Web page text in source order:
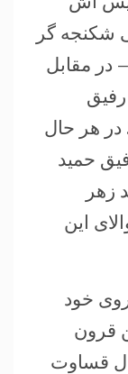
شکنجه گر
در مقابل
در هر حال
حمید
زهر
این
خود
قرون
قساوت